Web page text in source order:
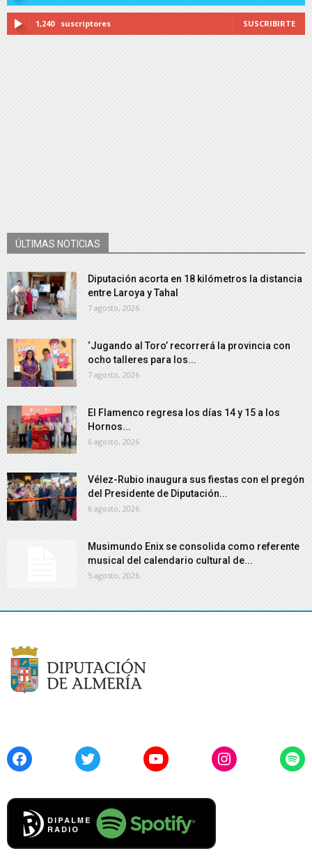
1,240 suscriptores SUSCRIBIRTE
ÚLTIMAS NOTICIAS
Diputación acorta en 18 kilómetros la distancia
entre Laroya y Tahal
7 agosto, 2026
‘Jugando al Toro’ recorrerá la provincia con
ocho talleres para los...
7 agosto, 2026
El Flamenco regresa los días 14 y 15 a los
Hornos...
6 agosto, 2026
Vélez-Rubio inaugura sus fiestas con el pregón
del Presidente de Diputación...
6 agosto, 2026
Musimundo Enix se consolida como referente
musical del calendario cultural de...
5 agosto, 2026
FacebookTwitter YouTubeInstagram